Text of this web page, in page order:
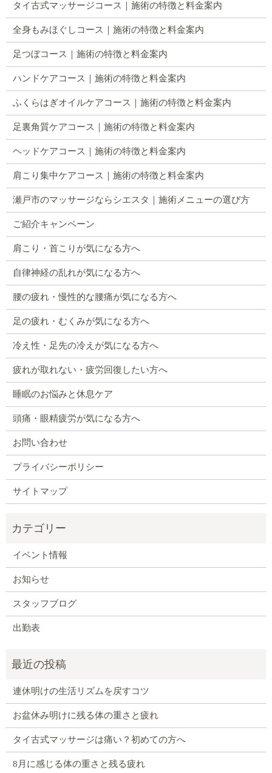
タイ古式マッサージコース｜施術の特徴と料金案内
全身もみほぐしコース｜施術の特徴と料金案内
足つぼコース｜施術の特徴と料金案内
ハンドケアコース｜施術の特徴と料金案内
ふくらはぎオイルケアコース｜施術の特徴と料金案内
足裏角質ケアコース｜施術の特徴と料金案内
ヘッドケアコース｜施術の特徴と料金案内
肩こり集中ケアコース｜施術の特徴と料金案内
瀬戸市のマッサージならシエスタ｜施術メニューの選び方
ご紹介キャンペーン
肩こり・首こりが気になる方へ
自律神経の乱れが気になる方へ
腰の疲れ・慢性的な腰痛が気になる方へ
足の疲れ・むくみが気になる方へ
冷え性・足先の冷えが気になる方へ
疲れが取れない・疲労回復したい方へ
睡眠のお悩みと休息ケア
頭痛・眼精疲労が気になる方へ
お問い合わせ
プライバシーポリシー
サイトマップ
イベント情報
お知らせ
スタッフブログ
出勤表
連休明けの生活リズムを戻すコツ
お盆休み明けに残る体の重さと疲れ
タイ古式マッサージは痛い？初めての方へ
8月に感じる体の重さと残る疲れ